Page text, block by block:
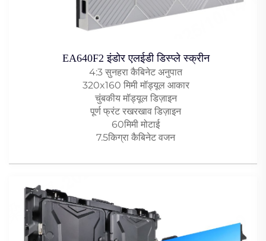
EA640F2 इंडोर एलईडी डिस्प्ले स्क्रीन
4:3 सुनहरा कैबिनेट अनुपात
320x160 मिमी मॉड्यूल आकार
चुंबकीय मॉड्यूल डिज़ाइन
पूर्ण फ्रंट रखरखाव डिज़ाइन
60मिमी मोटाई
7.5किग्रा कैबिनेट वजन